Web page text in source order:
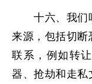
十六、我们呼
来源，包括切断
联系，例如转
器、抢劫和走私